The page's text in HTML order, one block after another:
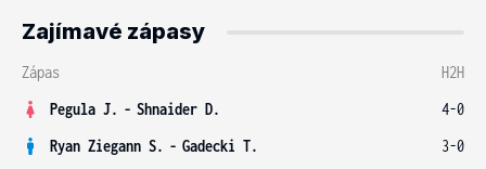
Zajímavé zápasy
Zápas
H2H
Pegula J. - Shnaider D.
4-0
Ryan Ziegann S. - Gadecki T.
3-0